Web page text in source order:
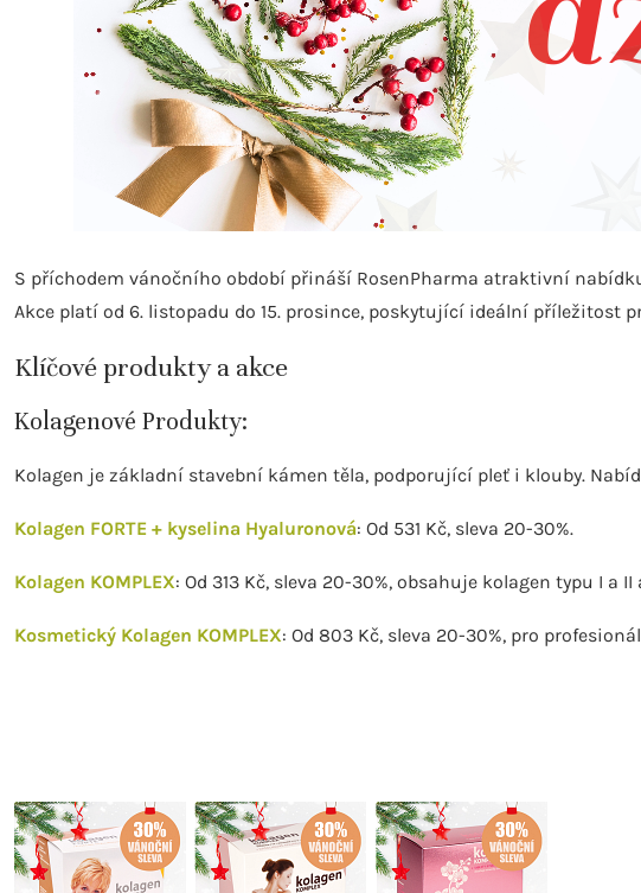
S příchodem vánočního období přináší RosenPharma atraktivní
Akce platí od 6. listopadu do 15. prosince, poskytující ideální příležitost
Klíčové produkty a akce
Kolagenové Produkty:
Kolagen je základní stavební kámen těla, podporující pleť i klouby.
Kolagen FORTE + kyselina Hyaluronová: Od 531 Kč, sleva 20-30%.
Kolagen KOMPLEX: Od 313 Kč, sleva 20-30%, obsahuje kolagen typu I a
Kosmetický Kolagen KOMPLEX: Od 803 Kč, sleva 20-30%, pro